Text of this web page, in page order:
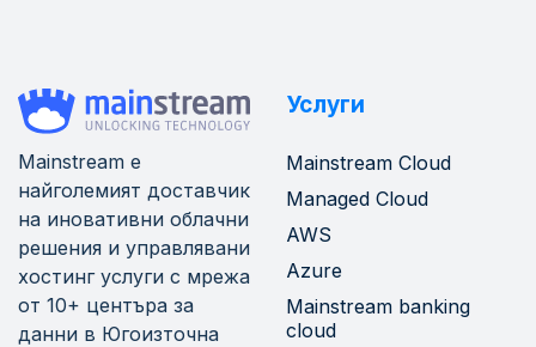
Mainstream е
найголемият доставчик
на иновативни облачни
решения и управлявани
хостинг услуги с мрежа
от 10+ центъра за
данни в Югоизточна
Услуги
Mainstream Cloud
Managed Cloud
AWS
Azure
Mainstream banking
cloud